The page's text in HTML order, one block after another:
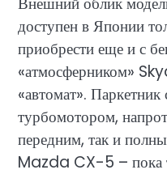
доступен в Японии
приобрести еще и с
«атмосферником»
«автомат».
турбомотором,
передним, так и
Mazda CX-5 – пока